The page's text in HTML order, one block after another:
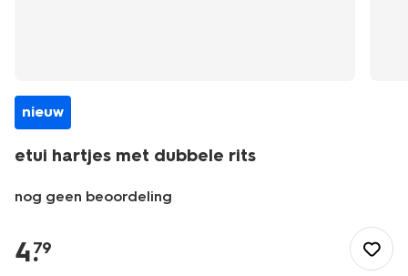
nieuw
etui hartjes met dubbele rits
nog geen beoordeling
be/kantoor/schrijfwaren/etuis/etui-
hartjes-
4.
79